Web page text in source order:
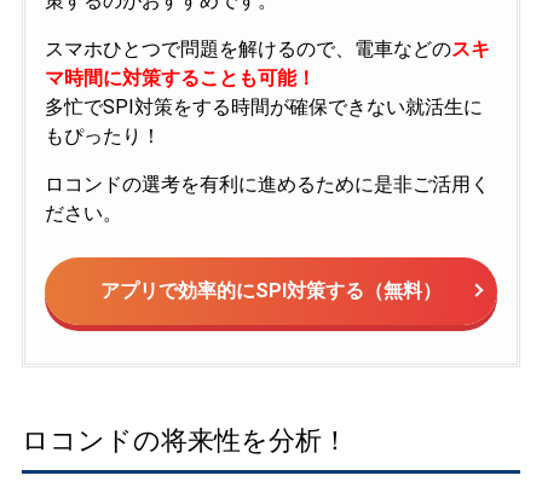
スマホひとつで問題を解けるので、電車などのスキ
マ時間に対策することも可能！
多忙でSPI対策をする時間が確保できない就活生に
もぴったり！
ロコンドの選考を有利に進めるために是非ご活用く
ださい。
アプリで効率的にSPI対策する（無料）
ロコンドの将来性を分析！